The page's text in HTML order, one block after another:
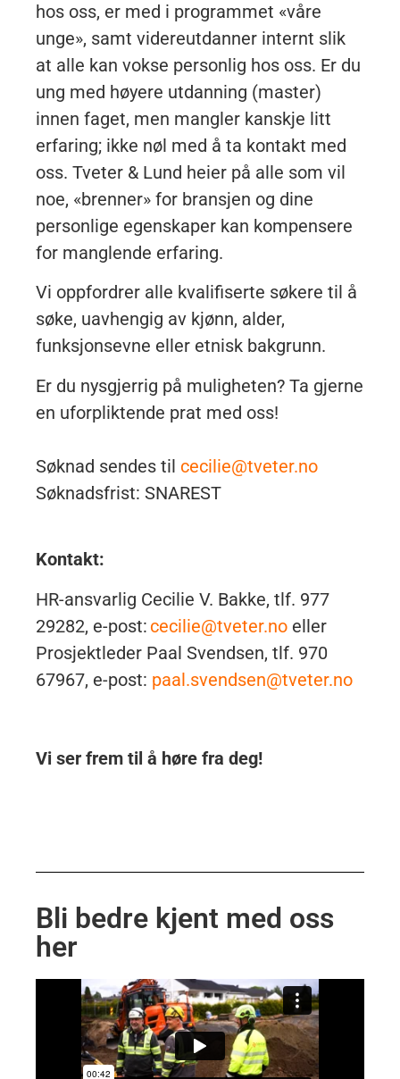
hos oss, er med i programmet «våre
unge», samt videreutdanner internt slik
at alle kan vokse personlig hos oss. Er du
ung med høyere utdanning (master)
innen faget, men mangler kanskje litt
erfaring; ikke nøl med å ta kontakt med
oss. Tveter & Lund heier på alle som vil
noe, «brenner» for bransjen og dine
personlige egenskaper kan kompensere
for manglende erfaring.
Vi oppfordrer alle kvalifiserte søkere til å
søke, uavhengig av kjønn, alder,
funksjonsevne eller etnisk bakgrunn.
Er du nysgjerrig på muligheten? Ta gjerne
en uforpliktende prat med oss!
Søknad sendes til cecilie@tveter.no
Søknadsfrist: SNAREST
Kontakt:
HR-ansvarlig Cecilie V. Bakke, tlf. 977
29282, e-post: cecilie@tveter.no eller
Prosjektleder Paal Svendsen, tlf. 970
67967, e-post: paal.svendsen@tveter.no
Vi ser frem til å høre fra deg!
Bli bedre kjent med oss
her